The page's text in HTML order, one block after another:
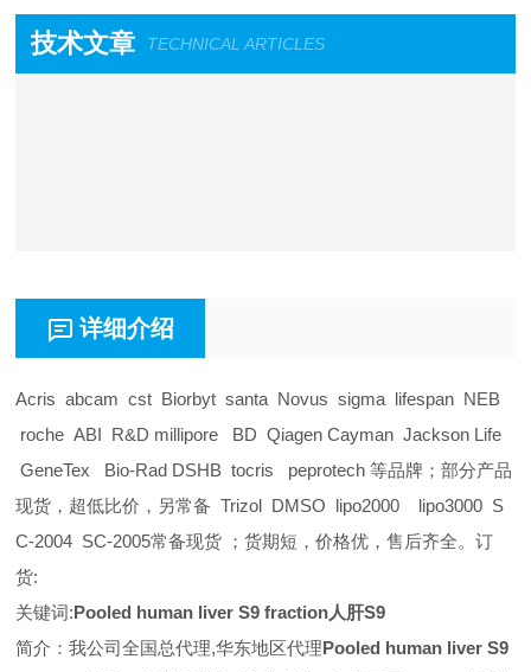
技术文章 TECHNICAL ARTICLES
详细介绍
Acris abcam cst Biorbyt santa Novus sigma lifespan NEB
roche ABI R&D millipore BD Qiagen Cayman Jackson Life
GeneTex Bio-Rad DSHB tocris peprotech 等品牌；部分产品
现货，超低比价，另常备 Trizol DMSO lipo2000 lipo3000 S
C-2004 SC-2005常备现货 ；货期短，价格优，售后齐全。订
货:
关键词:Pooled human liver S9 fraction人肝S9
简介：我公司全国总代理,华东地区代理Pooled human liver S9